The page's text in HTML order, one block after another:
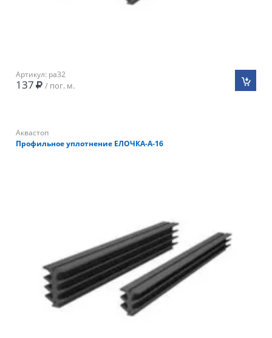
Артикул: pa32
137 / пог. м.
Аквастоп
Профильное уплотнение ЕЛОЧКА-А-16